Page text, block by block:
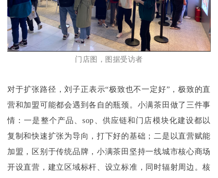
门店图，图据受访者
对于扩张路径，刘子正表示“极致也不一定好”，极致的直
营和加盟可能都会遇到各自的瓶颈。小满茶田做了三件事
情：一是整个产品、sop、供应链和门店模块化建设都以
复制和快速扩张为导向，打下好的基础；二是以直营赋能
加盟，区别于传统品牌，小满茶田坚持一线城市核心商场
开设直营，建立区域标杆、设立标准，同时辐射周边。核